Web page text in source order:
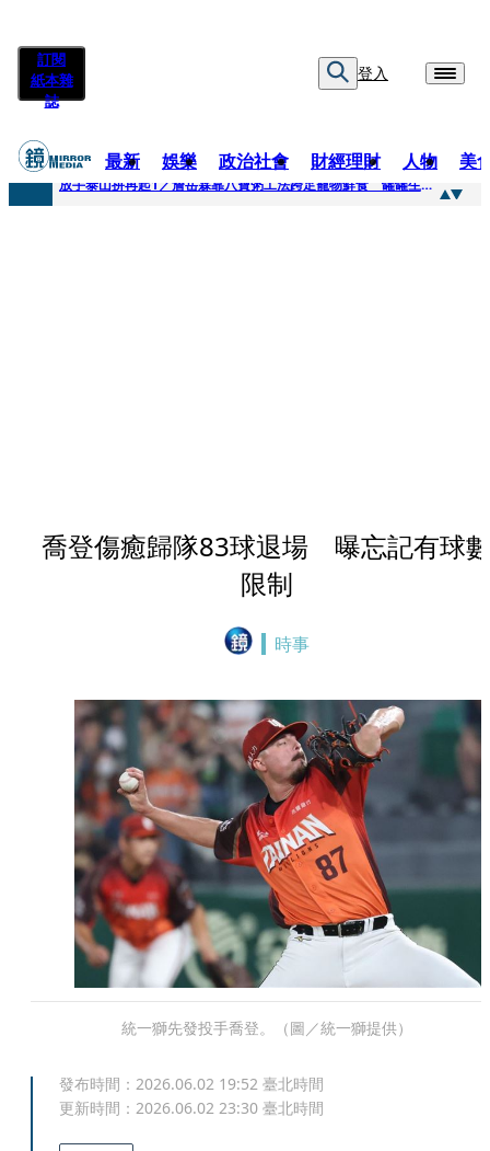
訂閱
紙本雜
誌
登入
最新 娛樂 政治社會 財經理財 人物 美
快訊
放手泰山拚再起1／詹岳霖靠八寶粥工法跨足寵物鮮食 罐罐生產前先請「叼嘴王后」試吃
喬登傷癒歸隊83球退場 曝忘記有球
限制
時事
統一獅先發投手喬登。（圖／統一獅提供）
發布時間： 2026.06.02 19:52 臺北時間
更新時間： 2026.06.02 23:30 臺北時間